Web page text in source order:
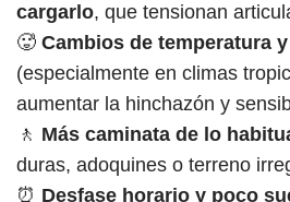
cargarlo, que tensionan
🥵 Cambios de temperatura
(especialmente en climas
aumentar la hinchazón y
🚶 Más caminata de lo
duras, adoquines o terreno
⏰ Desfase horario y poco